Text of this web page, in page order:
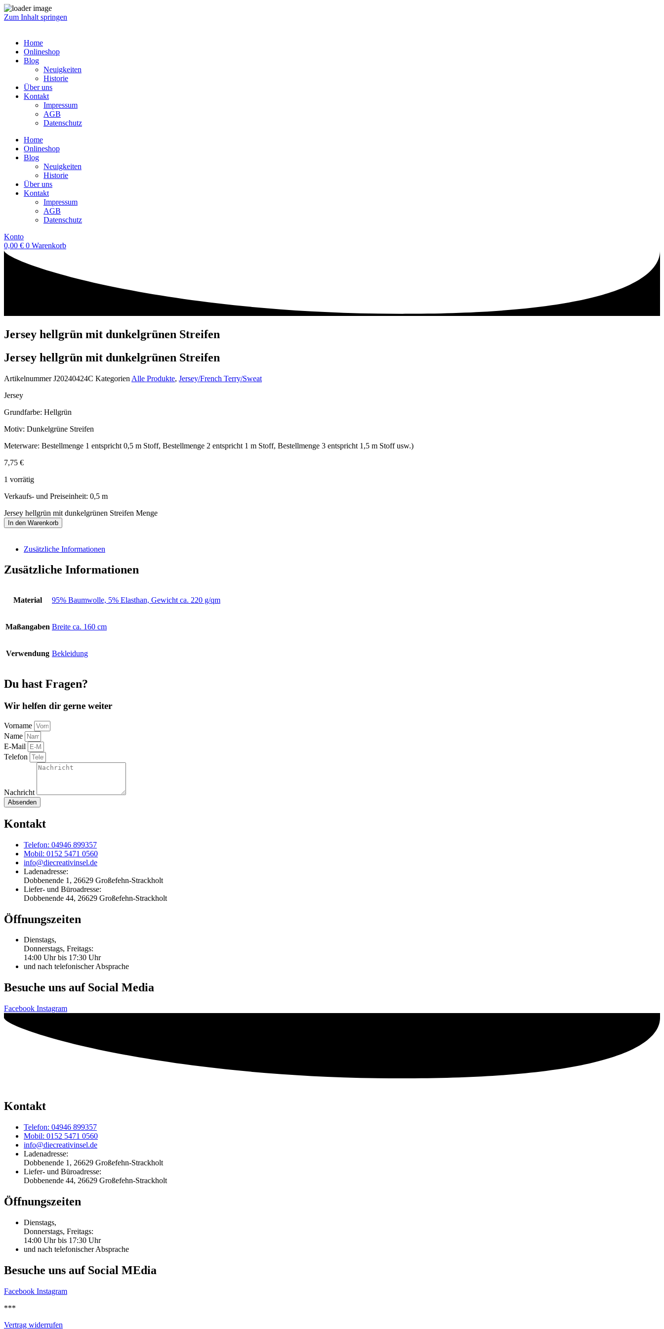
Zum Inhalt springen
Home
Onlineshop
Blog
Neuigkeiten
Historie
Über uns
Kontakt
Impressum
AGB
Datenschutz
Home
Onlineshop
Blog
Neuigkeiten
Historie
Über uns
Kontakt
Impressum
AGB
Datenschutz
Konto
0,00 € 0 Warenkorb
Jersey hellgrün mit dunkelgrünen Streifen
Jersey hellgrün mit dunkelgrünen Streifen
ArtikelnummerJ20240424C Kategorien Alle Produkte, Jersey/French Terry/Sweat
Jersey
Grundfarbe: Hellgrün
Motiv: Dunkelgrüne Streifen
Meterware: Bestellmenge 1 entspricht 0,5 m Stoff, Bestellmenge 2 entspricht 1 m Stoff, Bestellmenge 3 entspricht 1,5 m Stoff usw.)
7,75 €
1 vorrätig
Verkaufs- und Preiseinheit: 0,5 m
Jersey hellgrün mit dunkelgrünen Streifen Menge
In den Warenkorb
Zusätzliche Informationen
Zusätzliche Informationen
Material 95% Baumwolle, 5% Elasthan, Gewicht ca. 220 g/qm
Maßangaben Breite ca. 160 cm
Verwendung Bekleidung
Du hast Fragen?
Wir helfen dir gerne weiter
Vorname
Name
E-Mail
Telefon
Nachricht
Absenden
Kontakt
Telefon: 04946 899357
Mobil: 0152 5471 0560
info@diecreativinsel.de
Ladenadresse:
Dobbenende 1, 26629 Großefehn-Strackholt
Liefer- und Büroadresse:
Dobbenende 44, 26629 Großefehn-Strackholt
Öffnungszeiten
Dienstags,
Donnerstags, Freitags:
14:00 Uhr bis 17:30 Uhr
und nach telefonischer Absprache
Besuche uns auf Social Media
Facebook Instagram
Kontakt
Telefon: 04946 899357
Mobil: 0152 5471 0560
info@diecreativinsel.de
Ladenadresse:
Dobbenende 1, 26629 Großefehn-Strackholt
Liefer- und Büroadresse:
Dobbenende 44, 26629 Großefehn-Strackholt
Öffnungszeiten
Dienstags,
Donnerstags, Freitags:
14:00 Uhr bis 17:30 Uhr
und nach telefonischer Absprache
Besuche uns auf Social MEdia
Facebook Instagram
***
Vertrag widerrufen